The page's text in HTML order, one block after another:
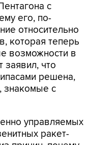
с
его, по-
относительно
которая теперь
возможности в
что
решена,
знакомые с
управляемых
ракет-